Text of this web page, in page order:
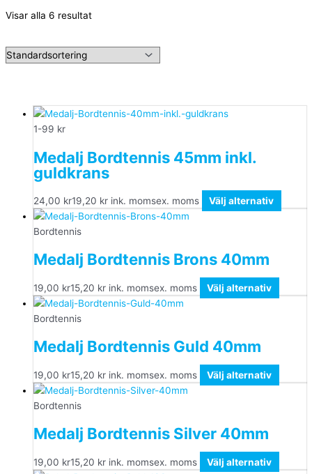
Visar alla 6 resultat
1-99 kr
Medalj Bordtennis 45mm inkl.
guldkrans
24,00 kr19,20 kr ink. momsex. moms Välj alternativ
Bordtennis
Medalj Bordtennis Brons 40mm
19,00 kr15,20 kr ink. momsex. moms Välj alternativ
Bordtennis
Medalj Bordtennis Guld 40mm
19,00 kr15,20 kr ink. momsex. moms Välj alternativ
Bordtennis
Medalj Bordtennis Silver 40mm
19,00 kr15,20 kr ink. momsex. moms Välj alternativ